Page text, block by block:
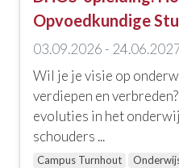
Alle categorieën
Kinderopvang en -zorg
Ethiek, zingeving en
Geestelijke
Zelfzorg en
Opvoedkundige
03.09.2026 -
Wil je je visie op
verdiepen en
evoluties in het
schouders ...
Campus Turnhout